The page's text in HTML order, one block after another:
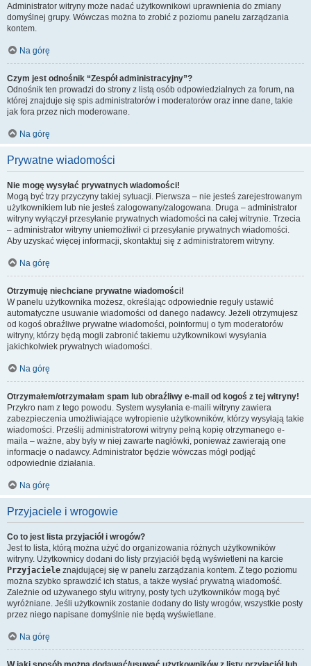
Administrator witryny może nadać użytkownikowi uprawnienia do zmiany
domyślnej grupy. Wówczas można to zrobić z poziomu panelu zarządzania
kontem.
Na górę
Czym jest odnośnik “Zespół administracyjny”?
Odnośnik ten prowadzi do strony z listą osób odpowiedzialnych za forum, na
której znajduje się spis administratorów i moderatorów oraz inne dane, takie
jak fora przez nich moderowane.
Na górę
Prywatne wiadomości
Nie mogę wysyłać prywatnych wiadomości!
Mogą być trzy przyczyny takiej sytuacji. Pierwsza – nie jesteś zarejestrowanym
użytkownikiem lub nie jesteś zalogowany/zalogowana. Druga – administrator
witryny wyłączył przesyłanie prywatnych wiadomości na całej witrynie. Trzecia
– administrator witryny uniemożliwił ci przesyłanie prywatnych wiadomości.
Aby uzyskać więcej informacji, skontaktuj się z administratorem witryny.
Na górę
Otrzymuję niechciane prywatne wiadomości!
W panelu użytkownika możesz, określając odpowiednie reguły ustawić
automatyczne usuwanie wiadomości od danego nadawcy. Jeżeli otrzymujesz
od kogoś obraźliwe prywatne wiadomości, poinformuj o tym moderatorów
witryny, którzy będą mogli zabronić takiemu użytkownikowi wysyłania
jakichkolwiek prywatnych wiadomości.
Na górę
Otrzymałem/otrzymałam spam lub obraźliwy e-mail od kogoś z tej witryny!
Przykro nam z tego powodu. System wysyłania e-maili witryny zawiera
zabezpieczenia umożliwiające wytropienie użytkowników, którzy wysyłają takie
wiadomości. Prześlij administratorowi witryny pełną kopię otrzymanego e-
maila – ważne, aby były w niej zawarte nagłówki, ponieważ zawierają one
informacje o nadawcy. Administrator będzie wówczas mógł podjąć
odpowiednie działania.
Na górę
Przyjaciele i wrogowie
Co to jest lista przyjaciół i wrogów?
Jest to lista, którą można użyć do organizowania różnych użytkowników
witryny. Użytkownicy dodani do listy przyjaciół będą wyświetleni na karcie
Przyjaciele znajdującej się w panelu zarządzania kontem. Z tego poziomu
można szybko sprawdzić ich status, a także wysłać prywatną wiadomość.
Zależnie od używanego stylu witryny, posty tych użytkowników mogą być
wyróżniane. Jeśli użytkownik zostanie dodany do listy wrogów, wszystkie posty
przez niego napisane domyślnie nie będą wyświetlane.
Na górę